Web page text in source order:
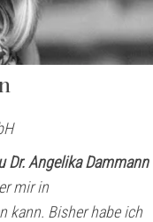
Dr. Angelika Dammann
mir in
kann. Bisher habe ich